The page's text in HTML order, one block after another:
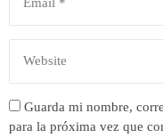
Guarda mi nombre,
para la próxima vez que